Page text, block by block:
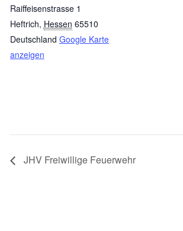
Raiffeisenstrasse 1
Heftrich, Hessen 65510
Deutschland Google Karte
anzeigen
JHV Freiwillige Feuerwehr